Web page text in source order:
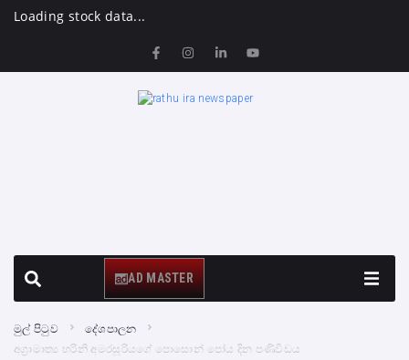
Loading stock data...
AD MASTER
මුල් පිටුව
දේශපාලන
අග්‍රාමාත්‍ය හරිනි අමරසූරියගේ පොසොන් පෝය දින පණිවිඩය